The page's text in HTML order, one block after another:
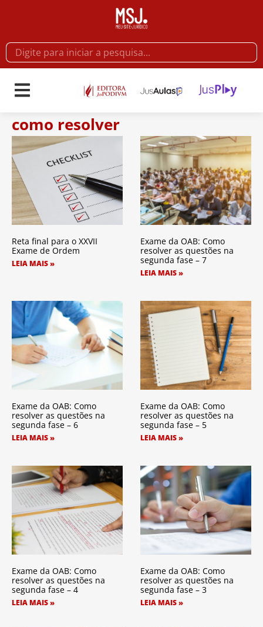
como resolver
Reta final para o XXVII
Exame de Ordem
LEIA MAIS »
Exame da OAB: Como
resolver as questões na
segunda fase – 7
LEIA MAIS »
Exame da OAB: Como
resolver as questões na
segunda fase – 6
LEIA MAIS »
Exame da OAB: Como
resolver as questões na
segunda fase – 5
LEIA MAIS »
Exame da OAB: Como
resolver as questões na
segunda fase – 4
LEIA MAIS »
Exame da OAB: Como
resolver as questões na
segunda fase – 3
LEIA MAIS »